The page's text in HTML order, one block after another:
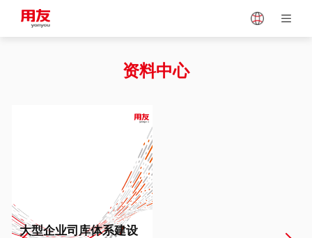
Vietnam
Europe
资料中心
大型企业司库体系建设